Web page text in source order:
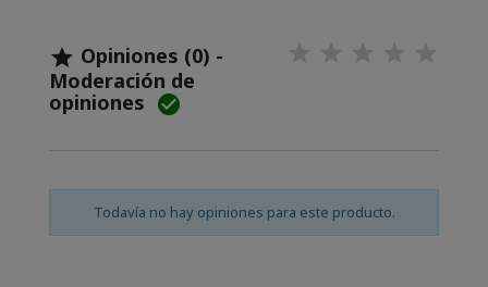
 Opiniones (0) -
Moderación de
opiniones 
Todavía no hay opiniones para este producto.